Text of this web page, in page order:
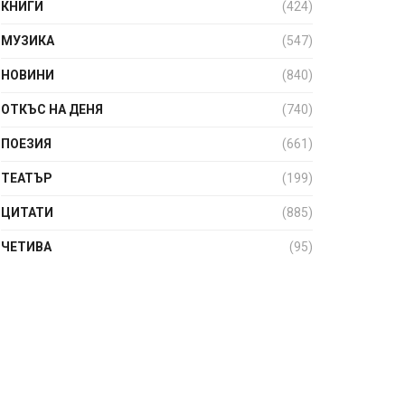
КНИГИ (424)
МУЗИКА (547)
НОВИНИ (840)
ОТКЪС НА ДЕНЯ (740)
ПОЕЗИЯ (661)
ТЕАТЪР (199)
ЦИТАТИ (885)
ЧЕТИВА (95)